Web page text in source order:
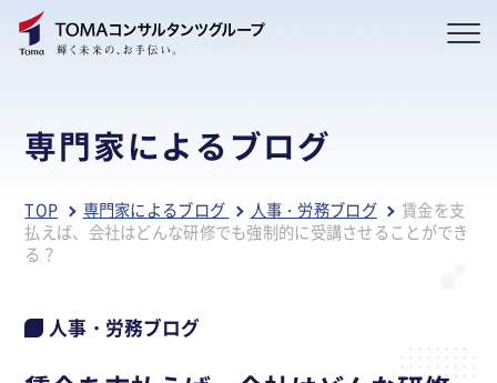
専門家によるブログ
TOP 専門家によるブログ 人事・労務ブログ
賃金を支
払えば、会社はどんな研修でも強制的に受講させることができ
る？
人事・労務ブログ